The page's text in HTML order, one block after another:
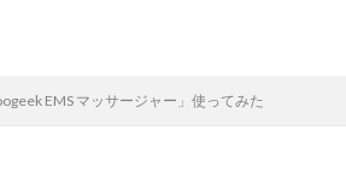
EMS マッサージャー」使ってみた